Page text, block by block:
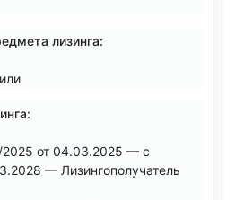
лизинга:
от 04.03.2025 — с
— Лизингополучатель